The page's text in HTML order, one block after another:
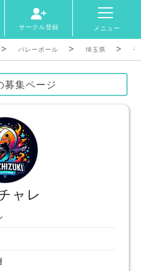
サークル登録 メニュー
バレーボール 埼玉県 モ
募集ページ
ャレ